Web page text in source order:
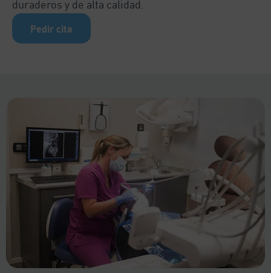
duraderos y de alta calidad.
Pedir cita